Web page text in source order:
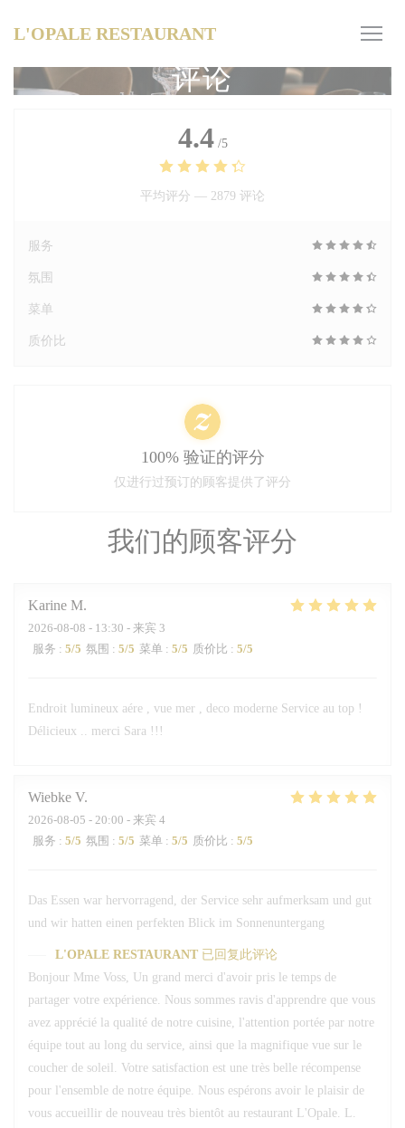
L'OPALE RESTAURANT
评论
我们的顾客评分
Karine M
2026-08-08 - 13:30 - 来宾 3
服务 : 5/5 氛围 : 5/5 菜单 : 5/5 质价比 : 5/5
Endroit lumineux aére , vue mer , deco moderne Service au top !
Délicieux .. merci Sara !!!
Wiebke V
2026-08-05 - 20:00 - 来宾 4
服务 : 5/5 氛围 : 5/5 菜单 : 5/5 质价比 : 5/5
Das Essen war hervorragend, der Service sehr aufmerksam und gut
und wir hatten einen perfekten Blick im Sonnenuntergang
L'OPALE RESTAURANT 已回复此评论
Bonjour Mme Voss, Un grand merci d'avoir pris le temps de
partager votre expérience. Nous sommes ravis d'apprendre que vous
avez apprécié la qualité de notre cuisine, l'attention portée par notre
équipe tout au long du service, ainsi que la magnifique vue sur le
coucher de soleil. Votre satisfaction est une très belle récompense
pour l'ensemble de notre équipe. Nous espérons avoir le plaisir de
vous accueillir de nouveau très bientôt au restaurant L'Opale. L.
4.4 /5
平均评分 — 2879 评论
服务
氛围
菜单
质价比
100% 验证的评分
仅进行过预订的顾客提供了评分